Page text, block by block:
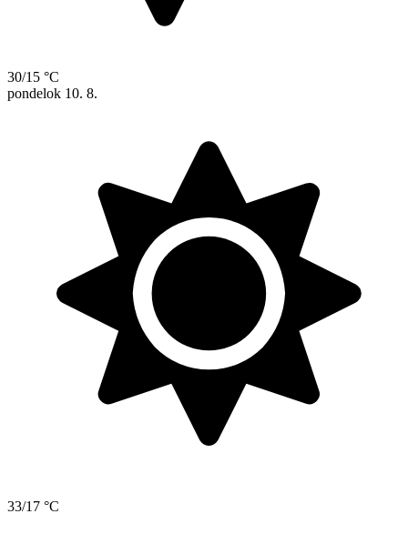
30/15 °C
pondelok 10. 8.
33/17 °C